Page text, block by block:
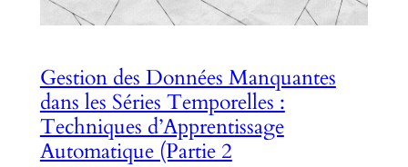
Gestion des Données Manquantes
dans les Séries Temporelles :
Techniques d’Apprentissage
Automatique (Partie 2